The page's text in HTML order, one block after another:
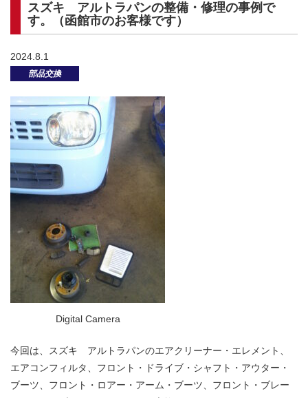
スズキ アルトラパンの整備・修理の事例で
す。（函館市のお客様です）
2024.8.1
部品交換
Digital Camera
今回は、スズキ アルトラパンのエアクリーナー・エレメント、
エアコンフィルタ、フロント・ドライブ・シャフト・アウター・
ブーツ、フロント・ロアー・アーム・ブーツ、フロント・ブレー